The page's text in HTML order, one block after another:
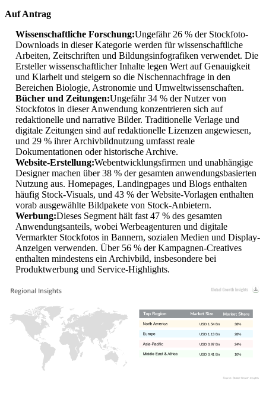
Auf Antrag
Wissenschaftliche Forschung:Ungefähr 26 % der Stockfoto-
Downloads in dieser Kategorie werden für wissenschaftliche
Arbeiten, Zeitschriften und Bildungsinfografiken verwendet. Die
Ersteller wissenschaftlicher Inhalte legen Wert auf Genauigkeit
und Klarheit und steigern so die Nischennachfrage in den
Bereichen Biologie, Astronomie und Umweltwissenschaften.
Bücher und Zeitungen:Ungefähr 34 % der Nutzer von
Stockfotos in dieser Anwendung konzentrieren sich auf
redaktionelle und narrative Bilder. Traditionelle Verlage und
digitale Zeitungen sind auf redaktionelle Lizenzen angewiesen,
und 29 % ihrer Archivbildnutzung umfasst reale
Dokumentationen oder historische Archive.
Website-Erstellung:Webentwicklungsfirmen und unabhängige
Designer machen über 38 % der gesamten anwendungsbasierten
Nutzung aus. Homepages, Landingpages und Blogs enthalten
häufig Stock-Visuals, und 43 % der Website-Vorlagen enthalten
vorab ausgewählte Bildpakete von Stock-Anbietern.
Werbung:Dieses Segment hält fast 47 % des gesamten
Anwendungsanteils, wobei Werbeagenturen und digitale
Vermarkter Stockfotos in Bannern, sozialen Medien und Display-
Anzeigen verwenden. Über 56 % der Kampagnen-Creatives
enthalten mindestens ein Archivbild, insbesondere bei
Produktwerbung und Service-Highlights.
10%
USD 0.41 Bn
24%
USD 0.97 Bn
28%
USD 1.13 Bn
38%
USD 1.54 Bn